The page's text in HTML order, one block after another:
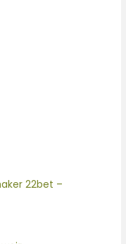
22bet –